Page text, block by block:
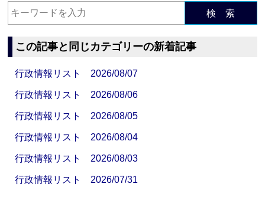
検 索
この記事と同じカテゴリーの新着記事
行政情報リスト 2026/08/07
行政情報リスト 2026/08/06
行政情報リスト 2026/08/05
行政情報リスト 2026/08/04
行政情報リスト 2026/08/03
行政情報リスト 2026/07/31